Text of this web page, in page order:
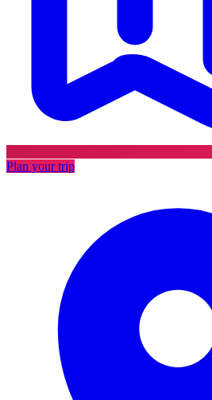
Plan your trip